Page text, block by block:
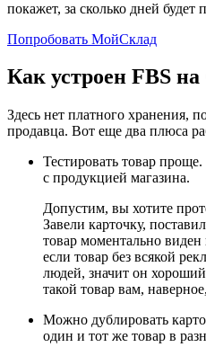
покажет, за сколько дней будет
Попробовать МойСклад
Как устроен FBS
Здесь нет платного хранения,
продавца. Вот еще два плюса
Тестировать товар
с продукцией магазина.
Допустим, вы хотите
Завели карточку,
товар моментально
если товар без всякой
людей, значит он
такой товар вам,
Можно дублировать
один и тот же товар в